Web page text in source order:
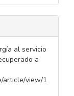
al servicio
a
article/view/1